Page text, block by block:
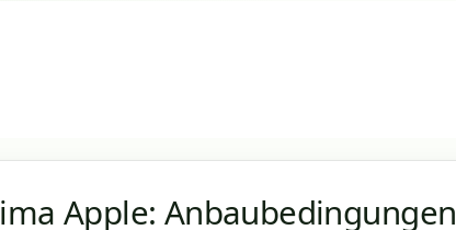
Apple: Anbaubedingungen